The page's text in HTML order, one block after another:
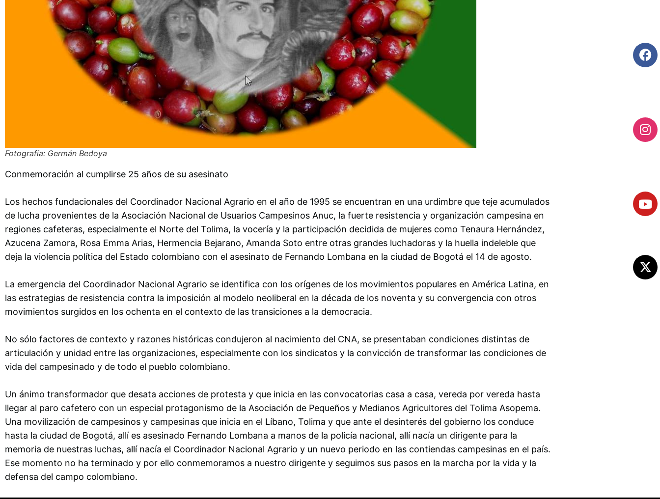
Fotografía: Germán Bedoya
Conmemoración al cumplirse 25 años de su asesinato
Los hechos fundacionales del Coordinador Nacional Agrario en el año de 1995 se encuentran en una urdimbre que teje acumulados
de lucha provenientes de la Asociación Nacional de Usuarios Campesinos Anuc, la fuerte resistencia y organización campesina en
regiones cafeteras, especialmente el Norte del Tolima, la vocería y la participación decidida de mujeres como Tenaura Hernández,
Azucena Zamora, Rosa Emma Arias, Hermencia Bejarano, Amanda Soto entre otras grandes luchadoras y la huella indeleble que
deja la violencia política del Estado colombiano con el asesinato de Fernando Lombana en la ciudad de Bogotá el 14 de agosto.
La emergencia del Coordinador Nacional Agrario se identifica con los orígenes de los movimientos populares en América Latina, en
las estrategias de resistencia contra la imposición al modelo neoliberal en la década de los noventa y su convergencia con otros
movimientos surgidos en los ochenta en el contexto de las transiciones a la democracia.
No sólo factores de contexto y razones históricas condujeron al nacimiento del CNA, se presentaban condiciones distintas de
articulación y unidad entre las organizaciones, especialmente con los sindicatos y la convicción de transformar las condiciones de
vida del campesinado y de todo el pueblo colombiano.
Un ánimo transformador que desata acciones de protesta y que inicia en las convocatorias casa a casa, vereda por vereda hasta
llegar al paro cafetero con un especial protagonismo de la Asociación de Pequeños y Medianos Agricultores del Tolima Asopema.
Una movilización de campesinos y campesinas que inicia en el Líbano, Tolima y que ante el desinterés del gobierno los conduce
hasta la ciudad de Bogotá, allí es asesinado Fernando Lombana a manos de la policía nacional, allí nacía un dirigente para la
memoria de nuestras luchas, allí nacía el Coordinador Nacional Agrario y un nuevo periodo en las contiendas campesinas en el país.
Ese momento no ha terminado y por ello conmemoramos a nuestro dirigente y seguimos sus pasos en la marcha por la vida y la
defensa del campo colombiano.